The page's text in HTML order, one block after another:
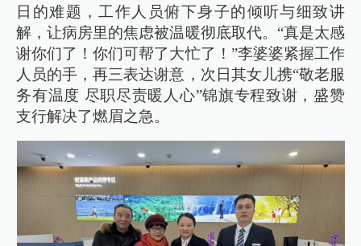
日的难题，工作人员俯下身子的倾听与细致讲
解，让病房里的焦虑被温暖彻底取代。“真是太感
谢你们了！你们可帮了大忙了！”李婆婆紧握工作
人员的手，再三表达谢意，次日其女儿携“敬老服
务有温度 尽职尽责暖人心”锦旗专程致谢，盛赞
支行解决了燃眉之急。